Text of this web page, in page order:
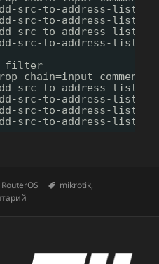
src-to-address-list
src-to-address-list
src-to-address-list
src-to-address-list
filter
chain=input comment=
src-to-address-list
src-to-address-list
src-to-address-list
src-to-address-list
Рубрики
RouterOS Метки
mikrotik,